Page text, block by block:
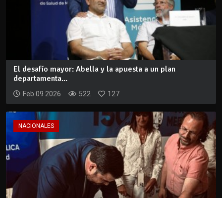
El desafío mayor: Abella y la apuesta a un plan
departamenta...
Feb 09 2026 522 127
NACIONALES